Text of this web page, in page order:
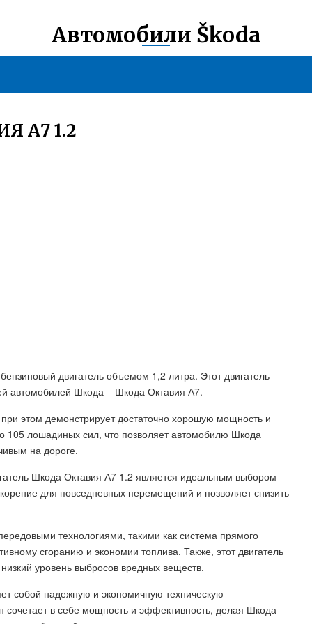
Автомобили Škoda
А7 1.2
двигатель объемом 1,2 литра. Этот двигатель
автомобилей Шкода – Шкода Октавия А7.
этом демонстрирует достаточно хорошую мощность и
105 лошадиных сил, что позволяет автомобилю Шкода
на дороге.
Шкода Октавия А7 1.2 является идеальным выбором
для повседневных перемещений и позволяет снизить
технологиями, такими как система прямого
сгоранию и экономии топлива. Также, этот двигатель
уровень выбросов вредных веществ.
собой надежную и экономичную техническую
в себе мощность и эффективность, делая Шкода